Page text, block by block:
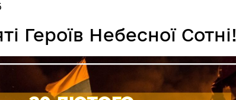
Героїв Небесної Сотні!